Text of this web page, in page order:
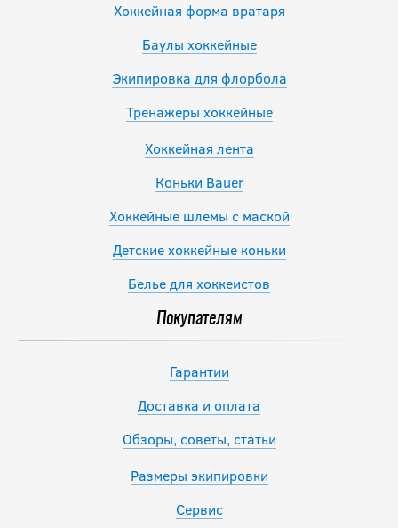
Хоккейная форма вратаря
Баулы хоккейные
Экипировка для флорбола
Тренажеры хоккейные
Хоккейная лента
Коньки Bauer
Хоккейные шлемы с маской
Детские хоккейные коньки
Белье для хоккеистов
Покупателям
Гарантии
Доставка и оплата
Обзоры, советы, статьи
Размеры экипировки
Сервис